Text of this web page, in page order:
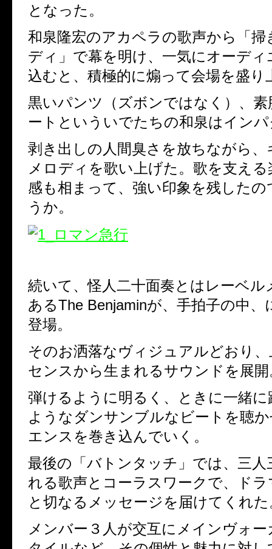
となった。
和泉隆宏のアカペラの歌声から「掃
ディ」で幕を明け、一気にオーデ
込むと、積極的に煽って会場を盛り
黒いパンツ（ズボンではなく）、
ートといういでたちの和泉はイン
剥き出しの人間臭さを放ちながら
メロディを歌い上げた。歌を支え
感も相まって、強い印象を残した
うか。
続いて、怪人二十面奏とはレーベル
あるThe Benjaminが、手拍子の中
登場。
そのお洒落なヴィジュアルどおり
センスから生まれるサウンドを展開
弾けるように明るく、ときに一緒
ようなダンサンブルなビートを聴
エンスを巻き込んでいく。
最後の「バトンタッチ」では、三人
れる歌声とコーラスワークで、ド
と切なるメッセージを届けてくれた
メンバー３人が交互にメインヴォ